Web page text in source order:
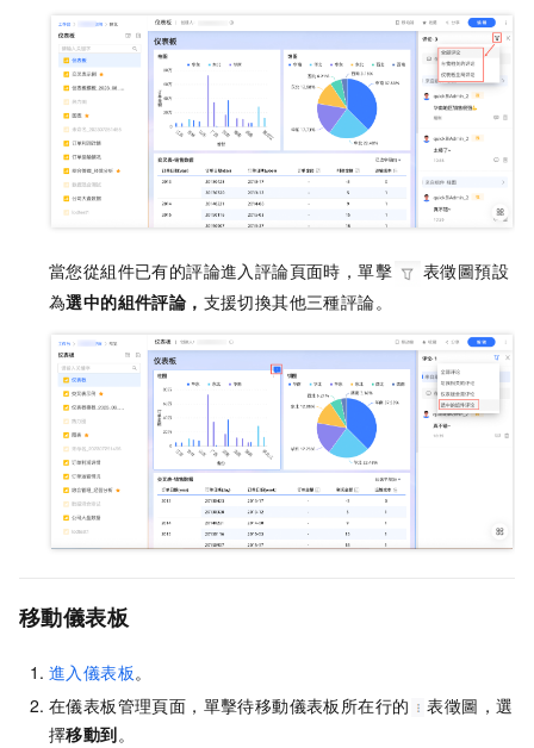
當您從組件已有的評論進入評論頁面時，單擊
表徵圖預設
為選中的組件評論， 支援切換其他三種評論。
移動儀表板
進入儀表板。
在儀表板管理頁面，單擊待移動儀表板所在行的
表徵圖，選
擇移動到。